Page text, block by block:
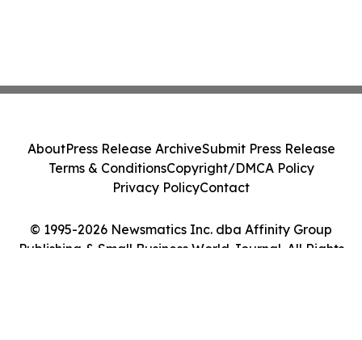
© 1995-2026 Newsmatics Inc. dba Affinity Group
Publishing & Small Business World Journal. All Rights
AboutPress Release ArchiveSubmit Press Release
Terms & ConditionsCopyright/DMCA Policy
Privacy PolicyContact